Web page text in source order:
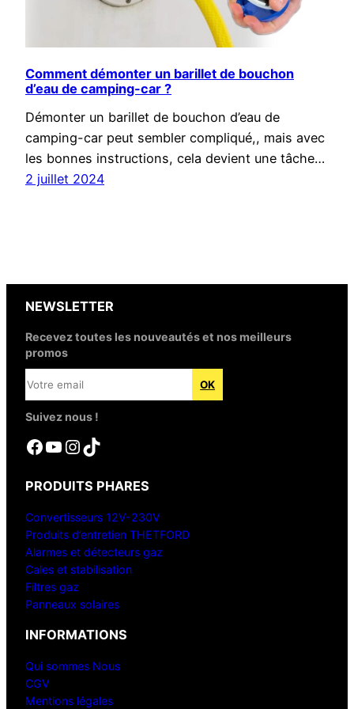
Comment démonter un barillet de bouchon
d’eau de camping-car ?
Démonter un barillet de bouchon d’eau de
camping-car peut sembler compliqué,, mais avec
les bonnes instructions, cela devient une tâche…
2 juillet 2024
NEWSLETTER
Recevez toutes les nouveautés et nos meilleurs
promos
Suivez nous !
Facebook YouTube InstagramTikTok
PRODUITS PHARES
Convertisseurs 12V-230V
Produits d’entretien THETFORD
Alarmes et détecteurs gaz
Cales et stabilisation
Filtres gaz
Panneaux solaires
INFORMATIONS
Qui sommes Nous
CGV
Mentions légales